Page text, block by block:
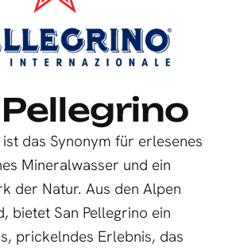
das Synonym für erlesenes
Mineralwasser und ein
der Natur. Aus den Alpen
bietet San Pellegrino ein
prickelndes Erlebnis, das